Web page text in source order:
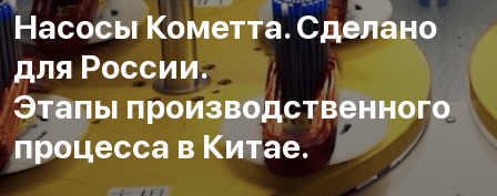
Насосы Кометта. Сделано
для России.
Этапы производственного
процесса в Китае.